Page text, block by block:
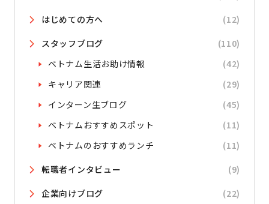
はじめての方へ
(12)
スタッフブログ
(110)
ベトナム生活お助け情報
(42)
キャリア関連
(29)
インターン生ブログ
(45)
ベトナムおすすめスポット
(11)
ベトナムのおすすめランチ
(11)
転職者インタビュー
(9)
企業向けブログ
(22)